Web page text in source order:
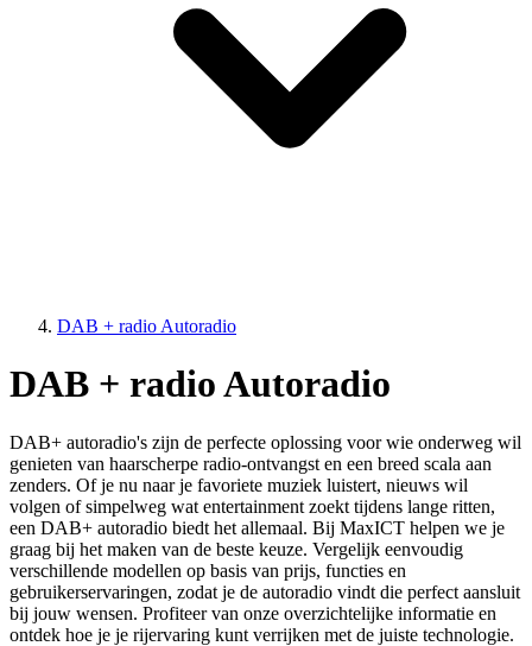
DAB + radio Autoradio
DAB + radio Autoradio
DAB+ autoradio's zijn de perfecte oplossing voor wie onderweg wil
genieten van haarscherpe radio-ontvangst en een breed scala aan
zenders. Of je nu naar je favoriete muziek luistert, nieuws wil
volgen of simpelweg wat entertainment zoekt tijdens lange ritten,
een DAB+ autoradio biedt het allemaal. Bij MaxICT helpen we je
graag bij het maken van de beste keuze. Vergelijk eenvoudig
verschillende modellen op basis van prijs, functies en
gebruikerservaringen, zodat je de autoradio vindt die perfect aansluit
bij jouw wensen. Profiteer van onze overzichtelijke informatie en
ontdek hoe je je rijervaring kunt verrijken met de juiste technologie.